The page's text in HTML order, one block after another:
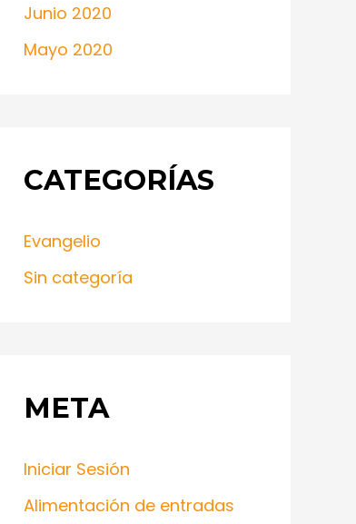
Junio 2020
Mayo 2020
CATEGORÍAS
Evangelio
Sin categoría
META
Iniciar Sesión
Alimentación de entradas